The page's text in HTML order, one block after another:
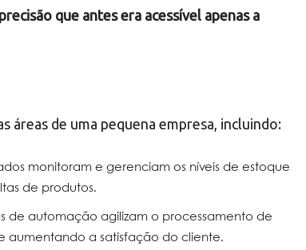
que antes era acessível apenas a
áreas de uma pequena empresa, incluindo:
monitoram e gerenciam os níveis de estoque
de produtos.
de automação agilizam o processamento de
aumentando a satisfação do cliente.